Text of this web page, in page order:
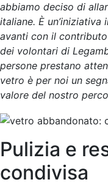
abbiamo deciso di
italiane. È
avanti con il
dei volontari di
persone prestano
vetro è per noi un
valore del nostro
Pulizia e
condivisa